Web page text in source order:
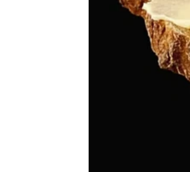
Za slobodne Lavove,
razgovor, razmenu
jer Vodolijska energija
U svakom slučaju,
više ne prihvatate i